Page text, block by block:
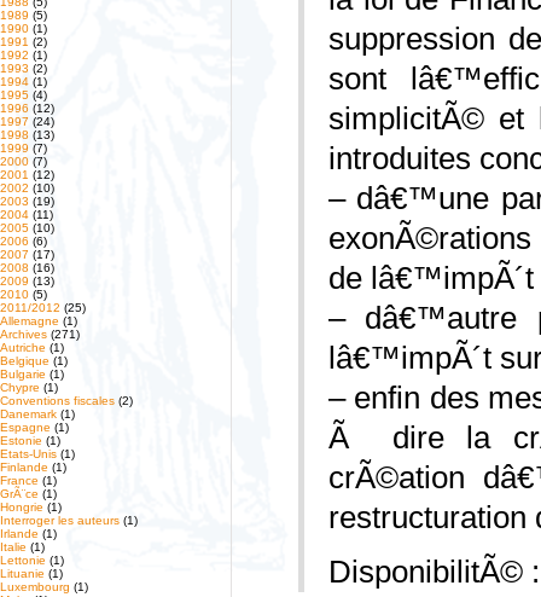
1989 (5)
1990 (1)
1991 (2)
1992 (1)
1993 (2)
1994 (1)
1995 (4)
1996 (12)
1997 (24)
1998 (13)
1999 (7)
2000 (7)
2001 (12)
2002 (10)
2003 (19)
2004 (11)
2005 (10)
2006 (6)
2007 (17)
2008 (16)
2009 (13)
2010 (5)
2011/2012 (25)
Allemagne (1)
Archives (271)
Autriche (1)
Belgique (1)
Bulgarie (1)
Chypre (1)
Conventions fiscales (2)
Danemark (1)
Espagne (1)
Estonie (1)
Etats-Unis (1)
Finlande (1)
France (1)
GrÃ¨ce (1)
Hongrie (1)
Interroger les auteurs (1)
Irlande (1)
Italie (1)
Lettonie (1)
Lituanie (1)
Luxembourg (1)
suppression
sont
simplicitÃ© et
introduites
– dâ€™une
de lâ€™impÃ´t
– dâ€™autre
lâ€™impÃ´t
– enfin des
Ã dire la
crÃ©ation
restructuration
DisponibilitÃ©